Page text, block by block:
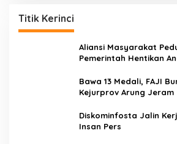
Titik Kerinci
Aliansi Masyarakat
Pemerintah Hentikan
Bawa 13 Medali, FAJI
Kejurprov Arung Jeram
Diskominfosta Jalin
Insan Pers